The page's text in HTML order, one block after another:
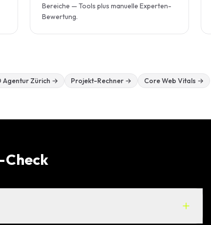
Bereiche — Tools plus manuelle Experten-
Bewertung.
Agentur Zürich → Projekt-Rechner → Core Web Vitals →
Check